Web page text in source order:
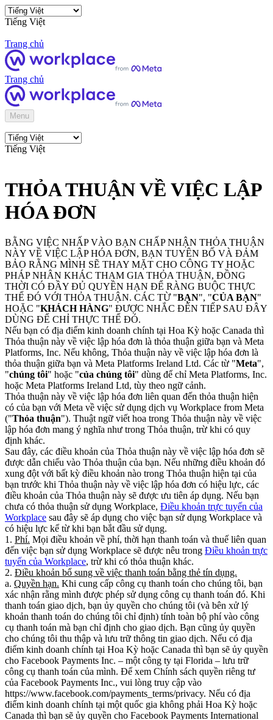
Tiếng Việt
Trang chủ
Trang chủ
Menu
Tiếng Việt
THỎA THUẬN VỀ VIỆC LẬP
HÓA ĐƠN
BẰNG VIỆC NHẤP VÀO BẠN CHẤP NHẬN THỎA THUẬN
NÀY VỀ VIỆC LẬP HÓA ĐƠN, BẠN TUYÊN BỐ VÀ ĐẢM
BẢO RẰNG MÌNH SẼ THAY MẶT CHO CÔNG TY HOẶC
PHÁP NHÂN KHÁC THAM GIA THỎA THUẬN, ĐỒNG
THỜI CÓ ĐẦY ĐỦ QUYỀN HẠN ĐỂ RÀNG BUỘC THỰC
THỂ ĐÓ VỚI THỎA THUẬN. CÁC TỪ "BẠN", "CỦA BẠN"
HOẶC "KHÁCH HÀNG" ĐƯỢC NHẮC ĐẾN TIẾP SAU ĐÂY
DÙNG ĐỂ CHỈ THỰC THỂ ĐÓ.
Nếu bạn có địa điểm kinh doanh chính tại Hoa Kỳ hoặc Canada thì
Thỏa thuận này về việc lập hóa đơn là thỏa thuận giữa bạn và Meta
Platforms, Inc. Nếu không, Thỏa thuận này về việc lập hóa đơn là
thỏa thuận giữa bạn và Meta Platforms Ireland Ltd. Các từ "Meta",
"chúng tôi" hoặc "của chúng tôi" dùng để chỉ Meta Platforms, Inc.
hoặc Meta Platforms Ireland Ltd, tùy theo ngữ cảnh.
Thỏa thuận này về việc lập hóa đơn liên quan đến thỏa thuận hiện
có của bạn với Meta về việc sử dụng dịch vụ Workplace from Meta
("Thỏa thuận"). Thuật ngữ viết hoa trong Thỏa thuận này về việc
lập hóa đơn mang ý nghĩa như trong Thỏa thuận, trừ khi có quy
định khác.
Sau đây, các điều khoản của Thỏa thuận này về việc lập hóa đơn sẽ
được dẫn chiếu vào Thỏa thuận của bạn. Nếu những điều khoản đó
xung đột với bất kỳ điều khoản nào trong Thỏa thuận hiện tại của
bạn trước khi Thỏa thuận này về việc lập hóa đơn có hiệu lực, các
điều khoản của Thỏa thuận này sẽ được ưu tiên áp dụng. Nếu bạn
chưa có thỏa thuận sử dụng Workplace, Điều khoản trực tuyến của
Workplace sau đây sẽ áp dụng cho việc bạn sử dụng Workplace và
có hiệu lực kể từ khi bạn bắt đầu sử dụng.
1. Phí. Mọi điều khoản về phí, thời hạn thanh toán và thuế liên quan
đến việc bạn sử dụng Workplace sẽ được nêu trong Điều khoản trực
tuyến của Workplace, trừ khi có thỏa thuận khác.
2. Điều khoản bổ sung về việc thanh toán bằng thẻ tín dụng.
a. Quyền hạn. Khi cung cấp công cụ thanh toán cho chúng tôi, bạn
xác nhận rằng mình được phép sử dụng công cụ thanh toán đó. Khi
thanh toán giao dịch, bạn ủy quyền cho chúng tôi (và bên xử lý
khoản thanh toán do chúng tôi chỉ định) tính toàn bộ phí vào công
cụ thanh toán mà bạn chỉ định cho giao dịch. Bạn cũng ủy quyền
cho chúng tôi thu thập và lưu trữ thông tin giao dịch. Nếu có địa
điểm kinh doanh chính tại Hoa Kỳ hoặc Canada thì bạn sẽ ủy quyền
cho Facebook Payments Inc. – một công ty tại Florida – lưu trữ
công cụ thanh toán của mình. Để xem Chính sách quyền riêng tư
của Facebook Payments Inc., vui lòng truy cập vào
https://www.facebook.com/payments_terms/privacy. Nếu có địa
điểm kinh doanh chính tại một quốc gia không phải Hoa Kỳ hoặc
Canada thì bạn sẽ ủy quyền cho Facebook Payments International